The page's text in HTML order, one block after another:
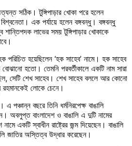
সঠিক। টুঙ্গিপাড়ার খোকা পরে হলেন
এক পর্যায়ে হলেন বঙ্গবন্ধু। বঙ্গবন্ধু
লাভের সময় টুঙ্গিপাড়ার খোকাকে
পরিচিত হয়েছিলেন ‘হক সাহেব’ নামে। হক সাহেব
হতো। তেমনি পরবর্তীকালে একটি নাম সারা
সেটি শেখ সাহেব। শেখ সাহেব বললে আর কোনো
লোকে চেনে।
পঞ্চান্ন বছরে তিনি ধর্মনিরপেক্ষ বাঙালি
অবলুপ্ত বাংলাদেশ ও বাঙালি এ দুটি নামের
একটি স্বাধীন রাষ্ট্রের জন্ম দিয়েছেন। বাঙালি
জাতির অস্তিত্ব উদ্ধার করেছেন।